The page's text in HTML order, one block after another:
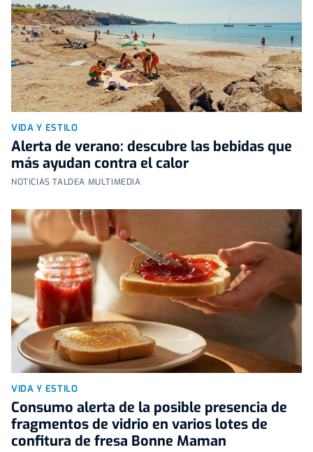
VIDA Y ESTILO
Alerta de verano: descubre las bebidas que
más ayudan contra el calor
NOTICIAS TALDEA MULTIMEDIA
VIDA Y ESTILO
Consumo alerta de la posible presencia de
fragmentos de vidrio en varios lotes de
confitura de fresa Bonne Maman